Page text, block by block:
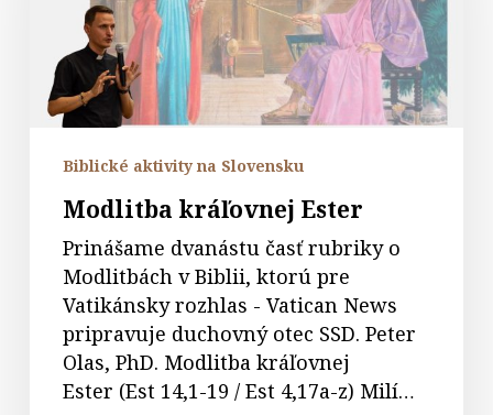
Biblické aktivity na Slovensku
Modlitba kráľovnej Ester
Prinášame dvanástu časť rubriky o
Modlitbách v Biblii, ktorú pre
Vatikánsky rozhlas - Vatican News
pripravuje duchovný otec SSD. Peter
Olas, PhD. Modlitba kráľovnej
Ester (Est 14,1-19 / Est 4,17a-z) Milí…